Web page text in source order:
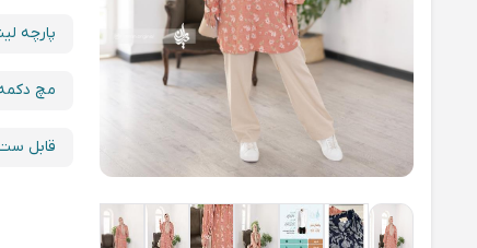
پارچه
مچ
قابل ست